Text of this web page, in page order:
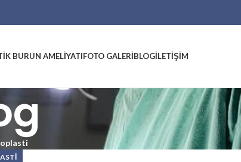
BURUN AMELIYATIFOTO GALERIBLOGİLETIŞIM